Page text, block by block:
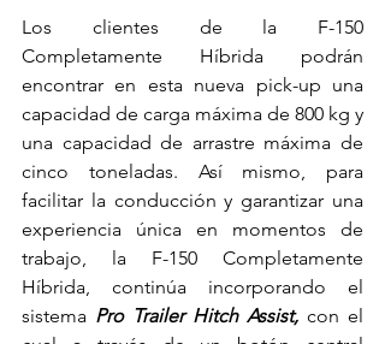
Los clientes de la F-150
Completamente Híbrida podrán
encontrar en esta nueva pick-up una
capacidad de carga máxima de 800 kg y
una capacidad de arrastre máxima de
cinco toneladas. Así mismo, para
facilitar la conducción y garantizar una
experiencia única en momentos de
trabajo, la F-150 Completamente
Híbrida, continúa incorporando el
sistema Pro Trailer Hitch Assist, con el